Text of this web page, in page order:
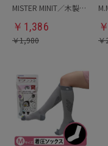
MISTER MINIT／木製シューキーパー
￥ 1,386
￥1,980
￥
￥